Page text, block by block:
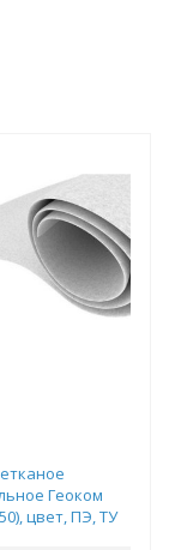
Геоком
цвет, ПЭ, ТУ